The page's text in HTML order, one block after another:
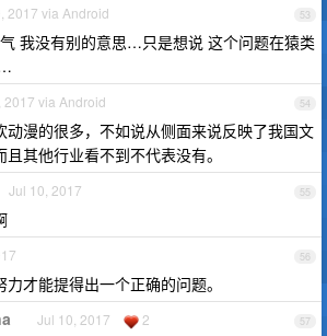
53
2017 via Android
我没有别的意思…只是想说 这个问题在猿类
54
2017 via Android
动漫的很多，不如说从侧面来说反映了我国文
其他行业看不到不代表没有。
55
Jul 10, 2017
56
才能提得出一个正确的问题。
57
Jul 10, 2017 2